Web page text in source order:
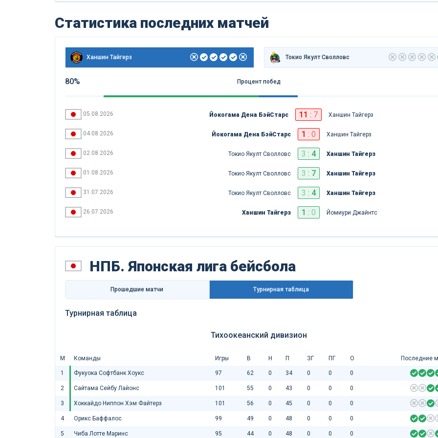
Статистика последних матчей
Ханшин Тайгерз Токио Якулт Сволловс
80% Процент побед
05.08.2026 Йокогама Дена БэйCтарс 11 : 7 Ханшин Тайгерз
04.08.2026 Йокогама Дена БэйCтарс 1 : 0 Ханшин Тайгерз
02.08.2026 Токио Якулт Сволловс 3 : 4 Ханшин Тайгерз
01.08.2026 Токио Якулт Сволловс 3 : 7 Ханшин Тайгерз
31.07.2026 Токио Якулт Сволловс 3 : 4 Ханшин Тайгерз
26.07.2026 Ханшин Тайгерз 1 : 0 Йомиури Джайнтс
НПБ. Японская лига бейсбола
Прошедшие матчи Турнирная таблица
Турнирная таблица
Тихоокеанский дивизион
М Команды Игры В Н П ЗГ ПГ О Последние
1 Фукуока Софтбанк Хоукс 97 62 0 34 0 0 0
2 Сайтама Сейбу Лайонс 101 55 0 43 0 0 0
3 Хоккайдо Ниппон Хэм Файтерз 101 56 0 45 0 0 0
4 Орикс Баффалос 99 49 0 48 0 0 0
5 Чиба Лотте Маринс 95 44 0 48 0 0 0